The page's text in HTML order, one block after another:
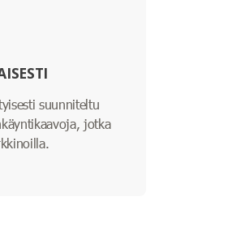
suunniteltu
jotka